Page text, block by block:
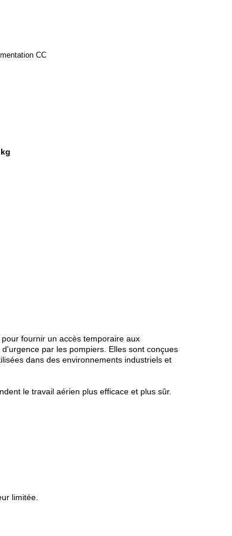
CC
fournir un accès temporaire aux
par les pompiers. Elles sont conçues
dans des environnements industriels et
le travail aérien plus efficace et plus sûr.
limitée.